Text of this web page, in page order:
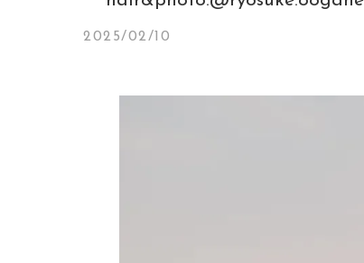
2025/02/10